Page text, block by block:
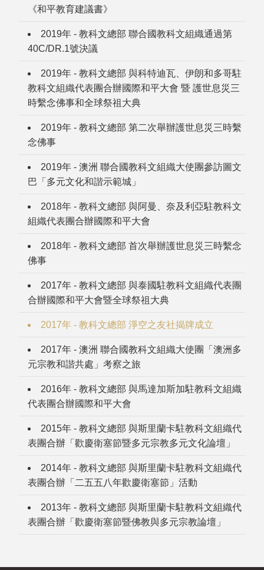
《和平教育建議書》
2019年 - 教科文總部 聯合國教科文組織通過第
40C/DR.1號決議
2019年 - 教科文總部 與科特迪瓦、伊朗和多哥駐
教科文組織代表團合辦國際和平大會 暨 護世息災三
時繫念佛事和全球祭祖大典
2019年 - 教科文總部 第二次舉辦護世息災三時繫
念佛事
2019年 - 澳洲 聯合國教科文組織大使團參訪圖文
巴「多元文化和諧示範城」
2018年 - 教科文總部 與阿曼、奈及利亞駐教科文
組織代表團合辦國際和平大會
2018年 - 教科文總部 首次舉辦護世息災三時繫念
佛事
2017年 - 教科文總部 與泰國駐教科文組織代表團
合辦國際和平大會暨全球祭祖大典
2017年 - 教科文總部 淨空之友社揭牌成立
2017年 - 澳洲 聯合國教科文組織大使團「澳洲多
元宗教和諧共處」考察之旅
2016年 - 教科文總部 與馬達加斯加駐教科文組織
代表團合辦國際和平大會
2015年 - 教科文總部 與斯里蘭卡駐教科文組織代
表團合辦「歡慶衛塞節暨多元宗教多元文化論壇」
2014年 - 教科文總部 與斯里蘭卡駐教科文組織代
表團合辦「二五五八年歡慶衛塞節」活動
2013年 - 教科文總部 與斯里蘭卡駐教科文組織代
表團合辦「歡慶衛塞節暨佛教與多元宗教論壇」